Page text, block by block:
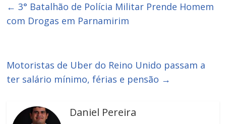
← 3° Batalhão de Polícia Militar Prende Homem
com Drogas em Parnamirim
Motoristas de Uber do Reino Unido passam a
ter salário mínimo, férias e pensão →
Daniel Pereira